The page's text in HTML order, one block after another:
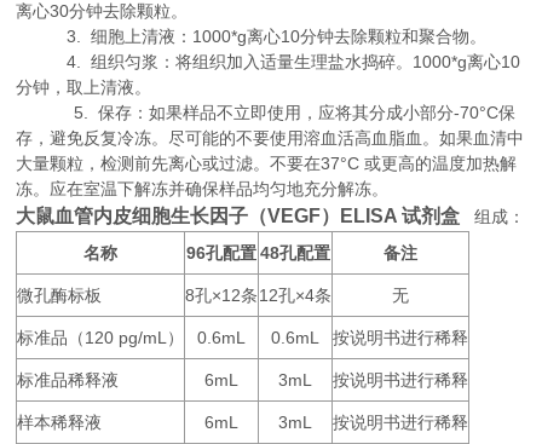
离心30分钟去除颗粒。
3. 细胞上清液：1000*g离心10分钟去除颗粒和聚合物。
4. 组织匀浆：将组织加入适量生理盐水捣碎。1000*g离心10
分钟，取上清液。
5. 保存：如果样品不立即使用，应将其分成小部分-70°C保
存，避免反复冷冻。尽可能的不要使用溶血活高血脂血。如果血清中
大量颗粒，检测前先离心或过滤。不要在37°C 或更高的温度加热解
冻。应在室温下解冻并确保样品均匀地充分解冻。
大鼠血管内皮细胞生长因子（VEGF）ELISA 试剂盒组成：
名称
96孔配置 48孔配置 备注
微孔酶标板 8孔×12条 12孔×4条 无
标准品（120 pg/mL ） 0.6mL 0.6mL 按说明书进行稀释
标准品稀释液 6mL 3mL 按说明书进行稀释
样本稀释液 6mL 3mL 按说明书进行稀释